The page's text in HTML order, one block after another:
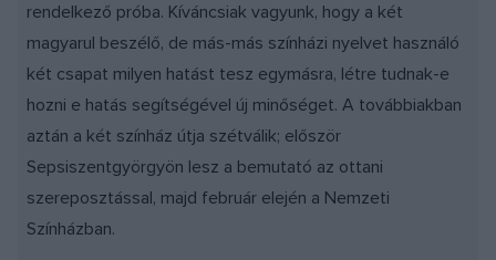
rendelkező próba. Kíváncsiak vagyunk, hogy a két
magyarul beszélő, de más-más színházi nyelvet használó
két csapat milyen hatást tesz egymásra, létre tudnak-e
hozni e hatás segítségével új minőséget. A továbbiakban
aztán a két színház útja szétválik; először
Sepsiszentgyörgyön lesz a bemutató az ottani
szereposztással, majd február elején a Nemzeti
Színházban.